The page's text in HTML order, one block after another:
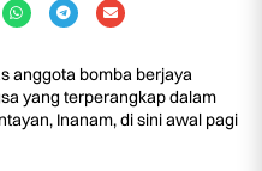
anggota bomba berjaya
yang terperangkap dalam
Inanam, di sini awal pagi